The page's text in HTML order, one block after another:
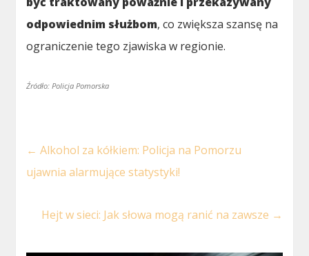
odpowiednim służbom, co zwiększa szansę na
ograniczenie tego zjawiska w regionie.
Źródło: Policja Pomorska
← Alkohol za kółkiem: Policja na Pomorzu
ujawnia alarmujące statystyki!
Hejt w sieci: Jak słowa mogą ranić na zawsze →